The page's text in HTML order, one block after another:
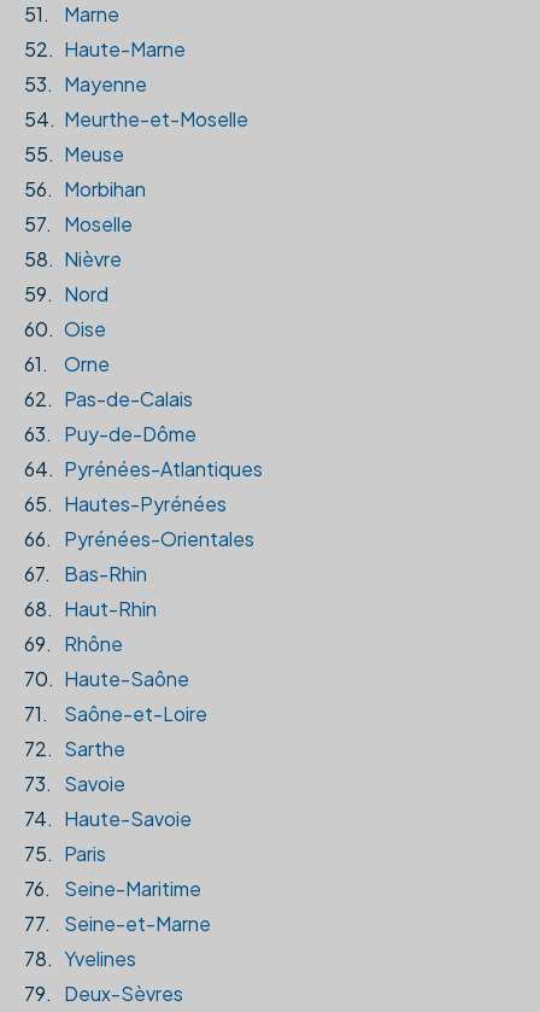
51.
Marne
52. Haute-Marne
53. Mayenne
54. Meurthe-et-Moselle
55. Meuse
56. Morbihan
57.
Moselle
58. Nièvre
59. Nord
60. Oise
61.
Orne
62. Pas-de-Calais
63.
Puy-de-Dôme
64. Pyrénées-Atlantiques
65. Hautes-Pyrénées
66.
Pyrénées-Orientales
67.
Bas-Rhin
68. Haut-Rhin
69.
Rhône
70. Haute-Saône
71.
Saône-et-Loire
72. Sarthe
73.
Savoie
74. Haute-Savoie
75. Paris
76.
Seine-Maritime
77.
Seine-et-Marne
78. Yvelines
79.
Deux-Sèvres